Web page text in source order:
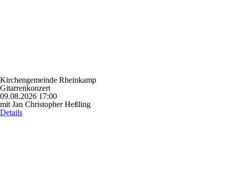
Kirchengemeinde Rheinkamp
Gitarrenkonzert
09.08.2026 17:00
mit Jan Christopher Heßling
Details